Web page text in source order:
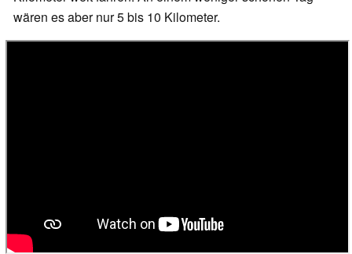
wären es aber nur 5 bis 10 Kilometer.